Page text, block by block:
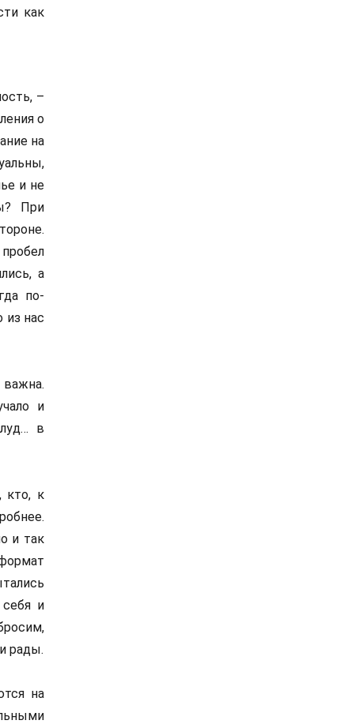
как
–
о
на
и не
При
а
по-
из нас
и
в
кто, к
и так
и
рады.
на